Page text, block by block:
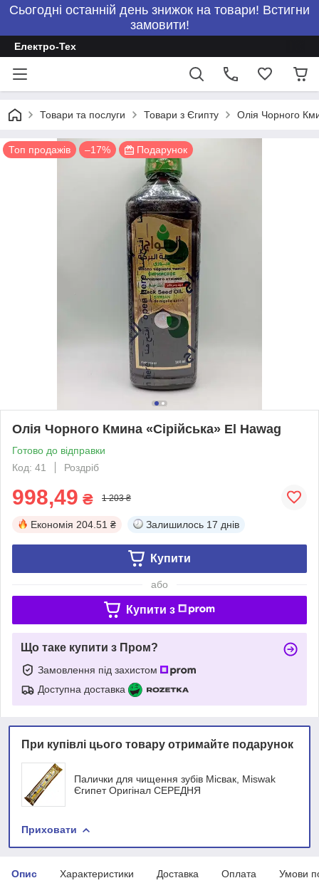
Сьогодні останній день знижок на товари! Встигни
замовити!
Електро-Тех
Товари та послуги Товари з Єгипту Олія Чорного
Топ продажів –17% Подарунок
Олія Чорного Кмина «Сірійська» El Hawag
Готово до відправки
Код: 41
Роздріб
998,49 ₴ 1 203 ₴
Економія 204.51 ₴ Залишилось 17 днів
Купити
або
Купити з
Що таке купити з Пром?
Замовлення під захистом
Доступна доставка
При купівлі цього товару отримайте подарунок
Палички для чищення зубів Місвак, Miswak
Єгипет Оригінал СЕРЕДНЯ
Приховати
Опис Характеристики Доставка Оплата Умови